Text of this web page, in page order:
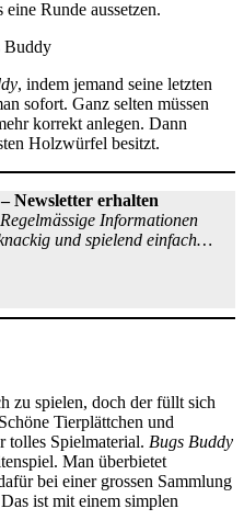
Runde aussetzen.
, indem jemand seine letzten
sofort. Ganz selten müssen
korrekt anlegen. Dann
Holzwürfel besitzt.
Newsletter erhalten
Informationen
und spielend einfach…
zu spielen, doch der füllt sich
Tierplättchen und
tolles Spielmaterial. Bugs Buddy
Man überbietet
bei einer grossen Sammlung
ist mit einem simplen